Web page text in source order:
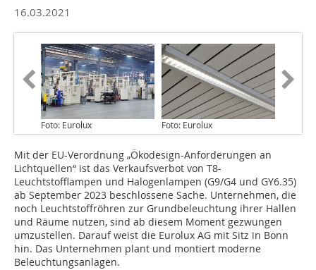
16.03.2021
Foto: Eurolux Foto: Eurolux
Mit der EU-Verordnung „Ökodesign-Anforderungen an
Lichtquellen“ ist das Verkaufsverbot von T8-
Leuchtstofflampen und Halogenlampen (G9/G4 und GY6.35)
ab September 2023 beschlossene Sache. Unternehmen, die
noch Leuchtstoffröhren zur Grundbeleuchtung ihrer Hallen
und Räume nutzen, sind ab diesem Moment gezwungen
umzustellen. Darauf weist die Eurolux AG mit Sitz in Bonn
hin. Das Unternehmen plant und montiert moderne
Beleuchtungsanlagen.